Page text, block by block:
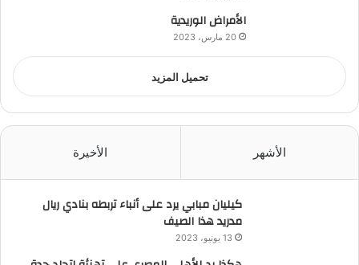
الأمراض الوريدية
20 مارس، 2023
تحميل المزيد
الأشهر الأخيرة
كيليان مبابي يرد على أنباء تربطه بنادي ريال
مدريد هذا الصيف
13 يونيو، 2023